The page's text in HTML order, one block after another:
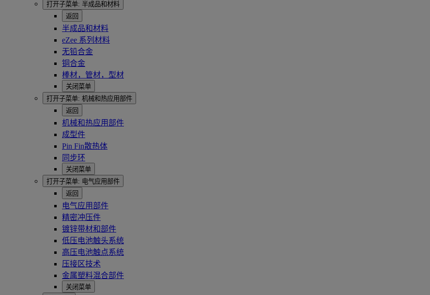
打开子菜单: 半成品和材料
返回
半成品和材料
eZee 系列材料
无铅合金
铜合金
棒材，管材，型材
关闭菜单
打开子菜单: 机械和热应用部件
返回
机械和热应用部件
成型件
Pin Fin散热体
同步环
关闭菜单
打开子菜单: 电气应用部件
返回
电气应用部件
精密冲压件
镀锌带材和部件
低压电池触头系统
高压电池触点系统
压接区技术
金属塑料混合部件
关闭菜单